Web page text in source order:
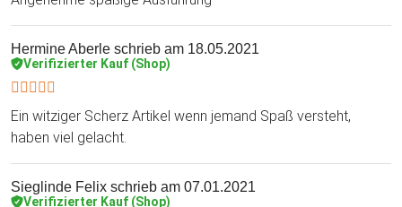
Hermine Aberle schrieb am 18.05.2021
Verifizierter Kauf (Shop)
Ein witziger Scherz Artikel wenn jemand Spaß versteht,
haben viel gelacht.
Sieglinde Felix schrieb am 07.01.2021
Verifizierter Kauf (Shop)